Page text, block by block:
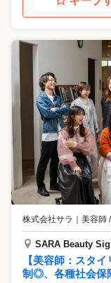
株式会社サラ ｜ 美容師
SARA Beauty
【美容師：スタ
制◎、各種社会保